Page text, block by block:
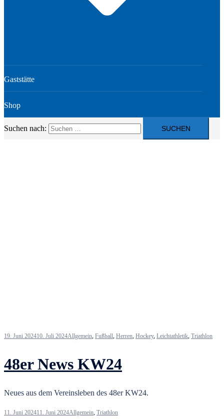
Gaststätte
Shop
Suchen nach:
19. Juni 202410. Juli 2024Allgemein, Fußball, Herren, Hockey, Leichtathletik, Triathlon
48er News KW24
Neues aus dem Vereinsleben des 48er KW24.
11. Juni 202411. Juni 2024Allgemein, Triathlon